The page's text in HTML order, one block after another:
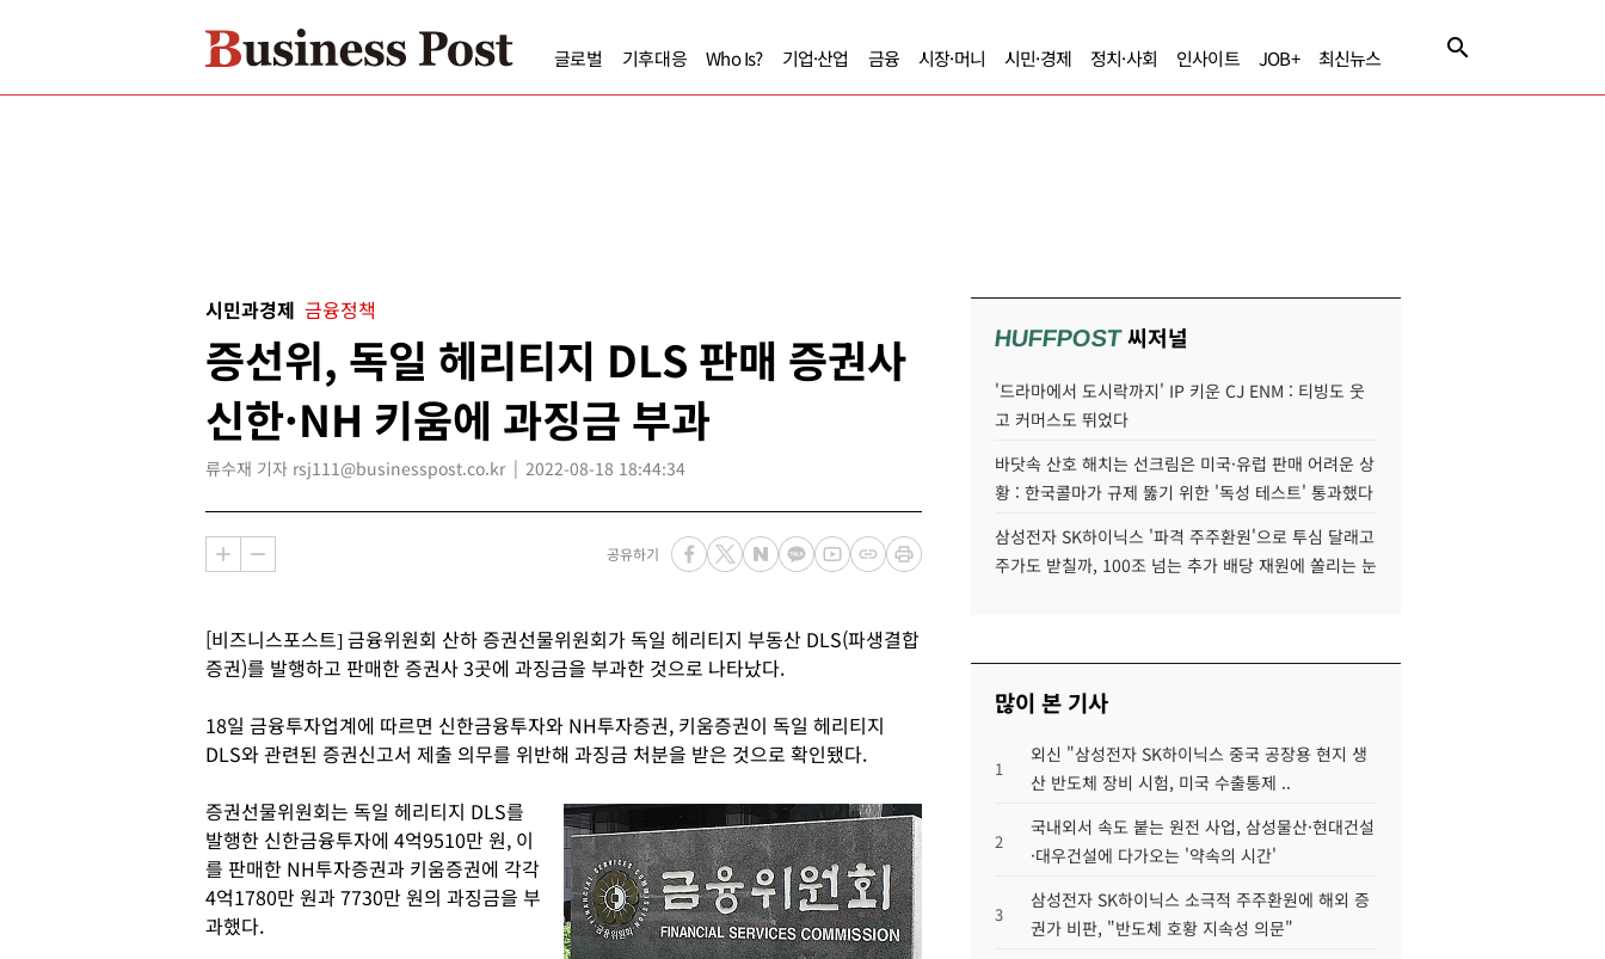
글로벌 기후대응 Who Is? 기업·산업 금융 시장·머니 시민·경제 정치·사회 인사이트 JOB+ 최신뉴스
시민과경제 금융정책
증선위, 독일 헤리티지 DLS 판매 증권사
신한·NH 키움에 과징금 부과
류수재 기자 rsj111@businesspost.co.kr 2022-08-18 18:44:34
공유하기
[비즈니스포스트] 금융위원회 산하 증권선물위원회가 독일 헤리티지 부동산 DLS(파생결합
증권)를 발행하고 판매한 증권사 3곳에 과징금을 부과한 것으로 나타났다.
18일 금융투자업계에 따르면 신한금융투자와 NH투자증권, 키움증권이 독일 헤리티지
DLS와 관련된 증권신고서 제출 의무를 위반해 과징금 처분을 받은 것으로 확인됐다.
증권선물위원회는 독일 헤리티지 DLS를
발행한 신한금융투자에 4억9510만 원, 이
를 판매한 NH투자증권과 키움증권에 각각
4억1780만 원과 7730만 원의 과징금을 부
과했다.
HUFFPOST씨저널
'드라마에서 도시락까지' IP 키운 CJ ENM : 티빙도 웃
고 커머스도 뛰었다
바닷속 산호 해치는 선크림은 미국·유럽 판매 어려운 상
황 : 한국콜마가 규제 뚫기 위한 '독성 테스트' 통과했다
삼성전자 SK하이닉스 '파격 주주환원'으로 투심 달래고
주가도 받칠까, 100조 넘는 추가 배당 재원에 쏠리는 눈
많이 본 기사
1
외신 "삼성전자 SK하이닉스 중국 공장용 현지 생
산 반도체 장비 시험, 미국 수출통제 ..
2
국내외서 속도 붙는 원전 사업, 삼성물산·현대건설
·대우건설에 다가오는 '약속의 시간'
3
삼성전자 SK하이닉스 소극적 주주환원에 해외 증
권가 비판, "반도체 호황 지속성 의문"